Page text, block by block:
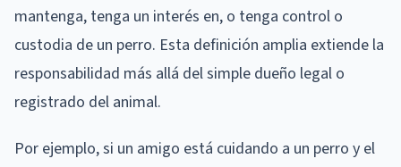
mantenga, tenga un interés en, o tenga control o
custodia de un perro. Esta definición amplia extiende la
responsabilidad más allá del simple dueño legal o
registrado del animal.
Por ejemplo, si un amigo está cuidando a un perro y el